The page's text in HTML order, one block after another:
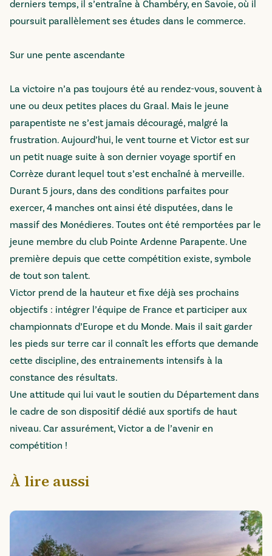
derniers temps, il s’entraîne à Chambéry, en Savoie, où il
poursuit parallèlement ses études dans le commerce.
Sur une pente ascendante
La victoire n’a pas toujours été au rendez-vous, souvent à
une ou deux petites places du Graal. Mais le jeune
parapentiste ne s’est jamais découragé, malgré la
frustration. Aujourd’hui, le vent tourne et Victor est sur
un petit nuage suite à son dernier voyage sportif en
Corrèze durant lequel tout s’est enchaîné à merveille.
Durant 5 jours, dans des conditions parfaites pour
exercer, 4 manches ont ainsi été disputées, dans le
massif des Monédieres. Toutes ont été remportées par le
jeune membre du club Pointe Ardenne Parapente. Une
première depuis que cette compétition existe, symbole
de tout son talent.
Victor prend de la hauteur et fixe déjà ses prochains
objectifs : intégrer l’équipe de France et participer aux
championnats d’Europe et du Monde. Mais il sait garder
les pieds sur terre car il connaît les efforts que demande
cette discipline, des entrainements intensifs à la
constance des résultats.
Une attitude qui lui vaut le soutien du Département dans
le cadre de son dispositif dédié aux sportifs de haut
niveau. Car assurément, Victor a de l’avenir en
compétition !
À lire aussi